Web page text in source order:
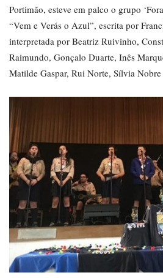
Portimão, esteve em palco o grupo
“Vem e Verás o Azul”, escrita por
interpretada por Beatriz Ruivinho,
Raimundo, Gonçalo Duarte, Inês
Matilde Gaspar, Rui Norte, Sílvia